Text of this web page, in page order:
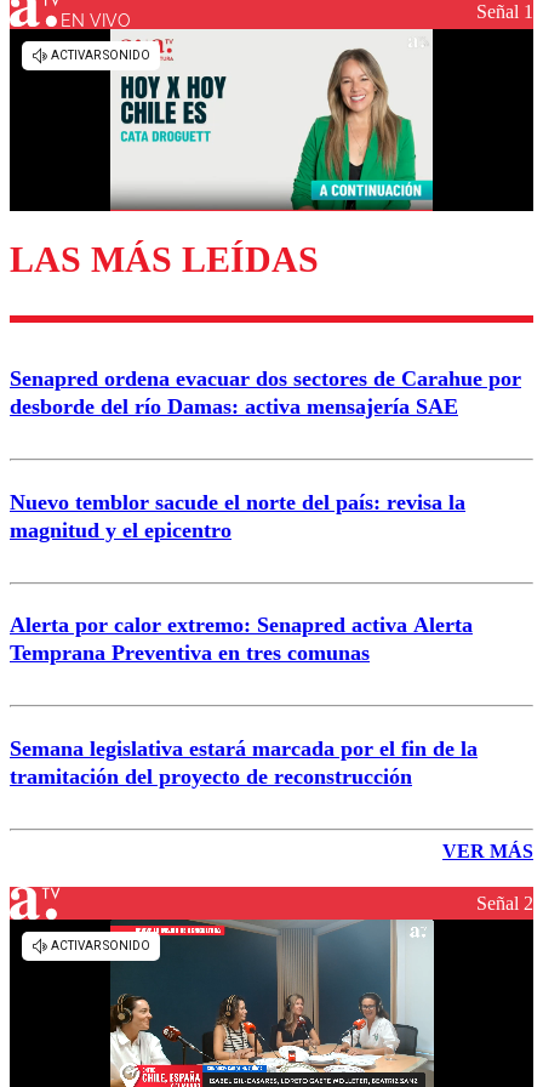
EN VIVO Señal 1
LAS MÁS LEÍDAS
Senapred ordena evacuar dos sectores de Carahue por
desborde del río Damas: activa mensajería SAE
Nuevo temblor sacude el norte del país: revisa la
magnitud y el epicentro
Alerta por calor extremo: Senapred activa Alerta
Temprana Preventiva en tres comunas
Semana legislativa estará marcada por el fin de la
tramitación del proyecto de reconstrucción
VER MÁS
Señal 2